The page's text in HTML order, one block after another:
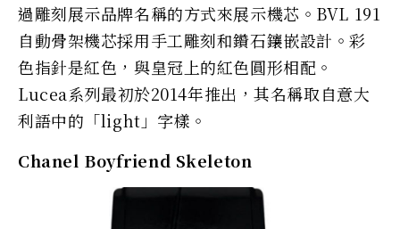
過雕刻展示品牌名稱的方式來展示機芯。BVL 191
自動骨架機芯採用手工雕刻和鑽石鑲嵌設計。彩
色指針是紅色，與皇冠上的紅色圓形相配。
Lucea系列最初於2014年推出，其名稱取自意大
利語中的「light」字樣。
Chanel Boyfriend Skeleton